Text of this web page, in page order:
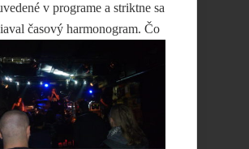
v programe a striktne sa
časový harmonogram. Čo